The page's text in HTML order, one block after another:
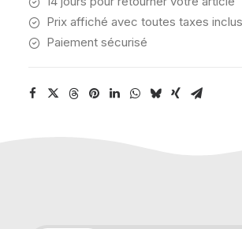
Prix affiché avec toutes taxes
Paiement sécurisé